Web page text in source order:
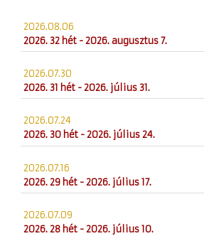
2026.08.06
2026. 32 hét - 2026. augusztus 7.
2026.07.30
2026. 31 hét - 2026. július 31.
2026.07.24
2026. 30 hét - 2026. július 24.
2026.07.16
2026. 29 hét - 2026. július 17.
2026.07.09
2026. 28 hét - 2026. július 10.